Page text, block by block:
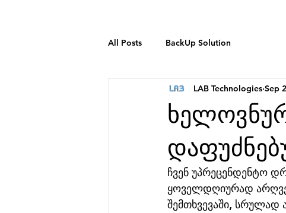
All Posts BackUp Solution
LAB Technologies Sep
ჩვენ უპრეცენდენტო
ყოველდღიურად
შემთხვევაში,